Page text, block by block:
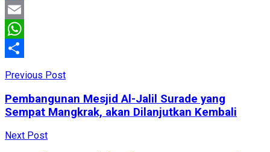
Facebook
Email
WhatsApp
Previous Post
Pembangunan Mesjid Al-Jalil Surade yang
Sempat Mangkrak, akan Dilanjutkan Kembali
Next Post